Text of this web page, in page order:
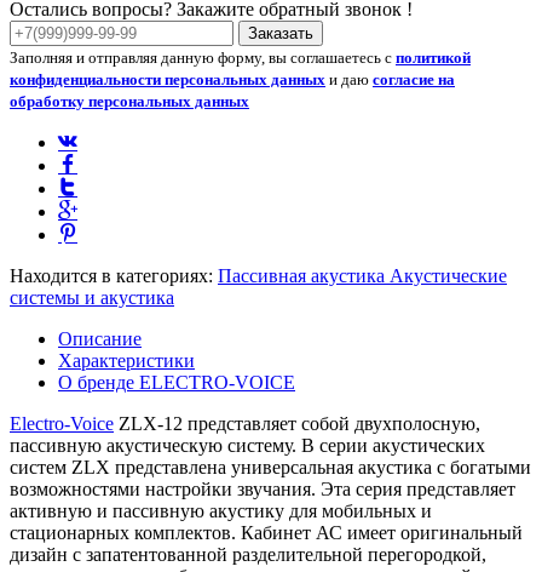
Остались вопросы? Закажите обратный звонок !
Заказать
Заполняя и отправляя данную форму, вы соглашаетесь с политикой
конфиденциальности персональных данных и даю согласие на
обработку персональных данных
Находится в категориях: Пассивная акустика Акустические
системы и акустика
Описание
Характеристики
О бренде ELECTRO-VOICE
Electro-Voice ZLX-12 представляет собой двухполосную,
пассивную акустическую систему. В серии акустических
систем ZLX представлена универсальная акустика с богатыми
возможностями настройки звучания. Эта серия представляет
активную и пассивную акустику для мобильных и
стационарных комплектов. Кабинет АС имеет оригинальный
дизайн с запатентованной разделительной перегородкой,